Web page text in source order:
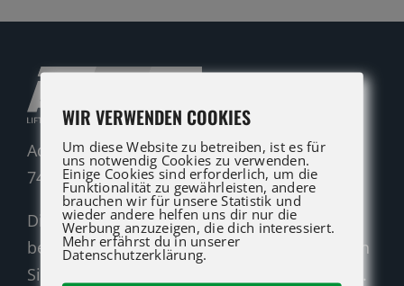
Adolf-Heim-Straße 14
74321 Bietigheim-Bissingen
Die ATG LIFT Profis für Verkauf und Service
beraten Sie gerne. Rufen Sie an oder nutzen
Sie unser Kontaktformular für eine Anfrage.
WIR VERWENDEN COOKIES
Um diese Website zu betreiben, ist es für
uns notwendig Cookies zu verwenden.
Einige Cookies sind erforderlich, um die
Funktionalität zu gewährleisten, andere
brauchen wir für unsere Statistik und
wieder andere helfen uns dir nur die
Werbung anzuzeigen, die dich interessiert.
Mehr erfährst du in unserer
Datenschutzerklärung.